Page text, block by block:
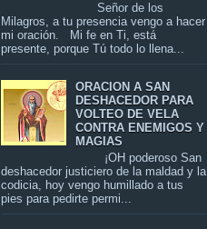
Señor de los
Milagros, a tu presencia vengo a hacer
mi oración. Mi fe en Ti, está
presente, porque Tú todo lo llena...
ORACION A SAN
DESHACEDOR PARA
VOLTEO DE VELA
CONTRA ENEMIGOS Y
MAGIAS
¡OH poderoso San
deshacedor justiciero de la maldad y la
codicia, hoy vengo humillado a tus
pies para pedirte permi...